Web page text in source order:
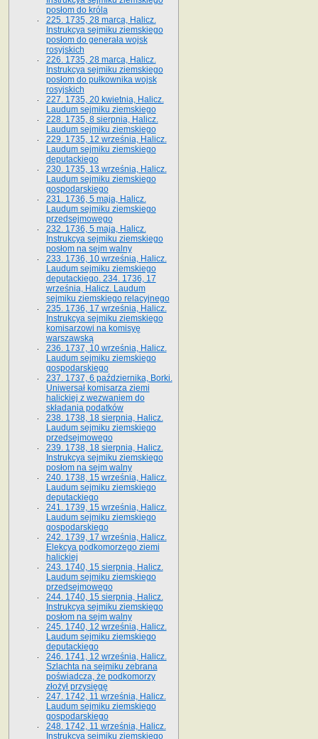
posłom do króla
225. 1735, 28 marca, Halicz.
Instrukcya sejmiku ziemskiego
posłom do generała wojsk
rosyjskich
226. 1735, 28 marca, Halicz.
Instrukcya sejmiku ziemskiego
posłom do pułkownika wojsk
rosyjskich
227. 1735, 20 kwietnia, Halicz.
Laudum sejmiku ziemskiego
228. 1735, 8 sierpnia, Halicz.
Laudum sejmiku ziemskiego
229. 1735, 12 września, Halicz.
Laudum sejmiku ziemskiego
deputackiego
230. 1735, 13 września, Halicz.
Laudum sejmiku ziemskiego
gospodarskiego
231. 1736, 5 maja, Halicz.
Laudum sejmiku ziemskiego
przedsejmowego
232. 1736, 5 maja, Halicz.
Instrukcya sejmiku ziemskiego
posłom na sejm walny
233. 1736, 10 września, Halicz.
Laudum sejmiku ziemskiego
deputackiego. 234. 1736, 17
września, Halicz. Laudum
sejmiku ziemskiego relacyjnego
235. 1736, 17 września, Halicz.
Instrukcya sejmiku ziemskiego
komisarzowi na komisyę
warszawską
236. 1737, 10 września, Halicz.
Laudum sejmiku ziemskiego
gospodarskiego
237. 1737, 6 października, Borki.
Uniwersał komisarza ziemi
halickiej z wezwaniem do
składania podatków
238. 1738, 18 sierpnia, Halicz.
Laudum sejmiku ziemskiego
przedsejmowego
239. 1738, 18 sierpnia, Halicz.
Instrukcya sejmiku ziemskiego
posłom na sejm walny
240. 1738, 15 września, Halicz.
Laudum sejmiku ziemskiego
deputackiego
241. 1739, 15 września, Halicz.
Laudum sejmiku ziemskiego
gospodarskiego
242. 1739, 17 września, Halicz.
Elekcya podkomorzego ziemi
halickiej
243. 1740, 15 sierpnia, Halicz.
Laudum sejmiku ziemskiego
przedsejmowego
244. 1740, 15 sierpnia, Halicz.
Instrukcya sejmiku ziemskiego
posłom na sejm walny
245. 1740, 12 września, Halicz.
Laudum sejmiku ziemskiego
deputackiego
246. 1741, 12 września, Halicz.
Szlachta na sejmiku zebrana
poświadcza, że podkomorzy
złożył przysięgę
247. 1742, 11 września, Halicz.
Laudum sejmiku ziemskiego
gospodarskiego
248. 1742, 11 września, Halicz.
Instrukcya sejmiku ziemskiego